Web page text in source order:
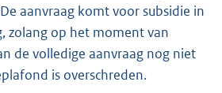
aanvraag komt voor subsidie in
zolang op het moment van
de volledige aanvraag nog niet
is overschreden.